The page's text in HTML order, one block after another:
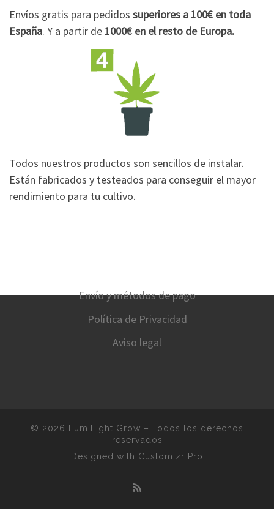
Envíos gratis para pedidos superiores a 100€ en toda
España. Y a partir de 1000€ en el resto de Europa.
Todos nuestros productos son sencillos de instalar.
Están fabricados y testeados para conseguir el mayor
rendimiento para tu cultivo.
Envío y métodos de pago
Política de Privacidad
Aviso legal
© 2026 LumiLight Grow – Todos los derechos
reservados
Designed with Customizr Pro